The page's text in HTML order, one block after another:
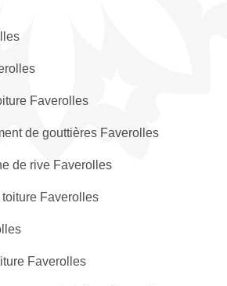
Faverolles
de gouttières Faverolles
de rive Faverolles
Faverolles
Faverolles